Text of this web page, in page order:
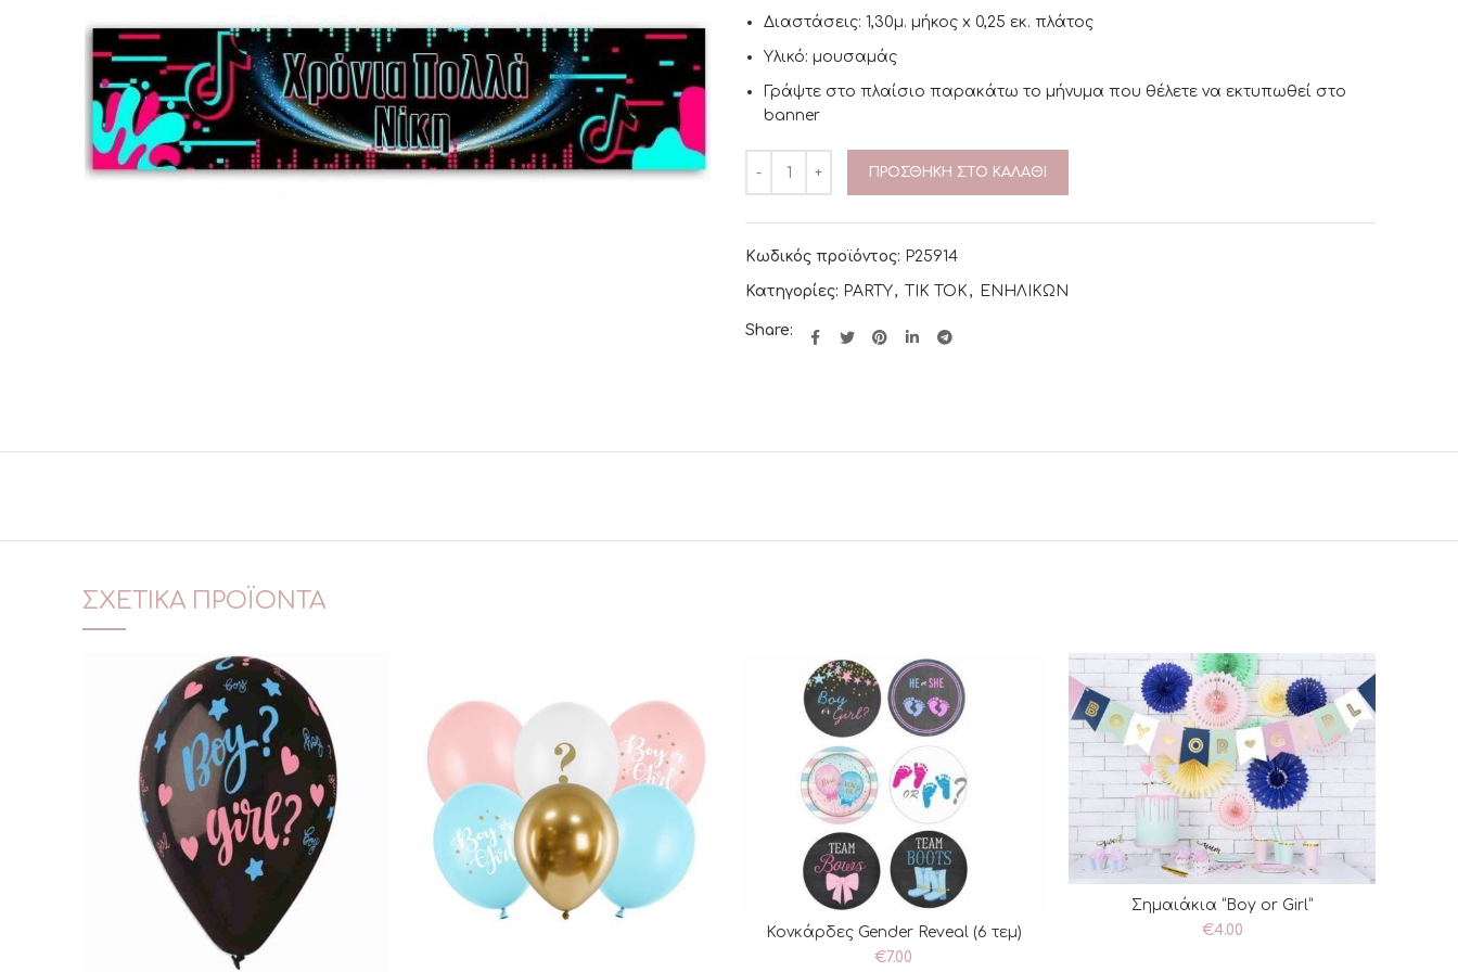
Διαστάσεις: 1,30μ. μήκος x 0,25 εκ. πλάτος
Υλικό: μουσαμάς
Γράψτε στο πλαίσιο παρακάτω το μήνυμα που θέλετε να εκτυπωθεί στο
banner
ΠΡΟΣΘΉΚΗ ΣΤΟ ΚΑΛΆΘΙ
Κωδικός προϊόντος: P25914
Κατηγορίες: PARTY, TIK TOK , ΕΝΗΛΙΚΩΝ
Share:
ΣΧΕΤΙΚΆ ΠΡΟΪΌΝΤΑ
ΠΡΟΣΘΉΚΗ ΣΤΟ ΚΑΛΆΘΙ
Κονκάρδες Gender Reveal (6 τεμ)
€7.00
ΠΡΟΣΘΉΚΗ ΣΤΟ ΚΑΛΆΘΙ
Σημαιάκια “Boy or Girl”
€4.00